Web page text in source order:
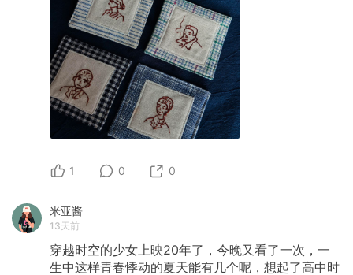
1 0 0
米亚酱
13天前
穿越时空的少女上映20年了，今晚又看了一次，一
生中这样青春悸动的夏天能有几个呢，想起了高中时